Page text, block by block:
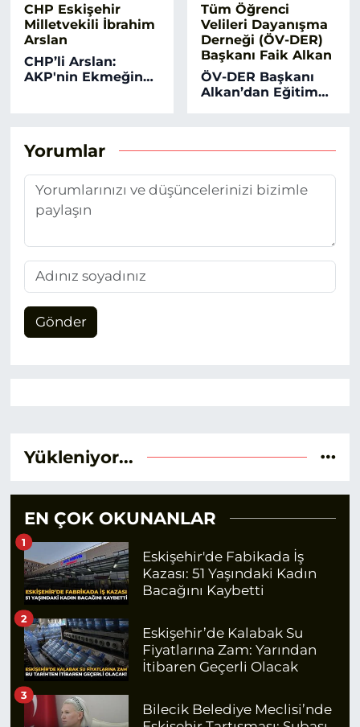
CHP Eskişehir
Milletvekili İbrahim
Arslan
CHP’li Arslan:
AKP'nin Ekmeğine
Tüm Öğrenci
Velileri Dayanışma
Derneği (ÖV-DER)
Başkanı Faik Alkan
ÖV-DER Başkanı
Alkan’dan Eğitimde
Yorumlar
Gönder
Yükleniyor...
EN ÇOK OKUNANLAR
Eskişehir'de Fabikada İş
Kazası: 51 Yaşındaki Kadın
Bacağını Kaybetti
1
Eskişehir’de Kalabak Su
Fiyatlarına Zam: Yarından
İtibaren Geçerli Olacak
2
Bilecik Belediye Meclisi’nde
3